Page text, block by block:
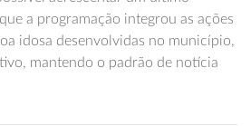
a programação integrou as ações
idosa desenvolvidas no município,
mantendo o padrão de notícia